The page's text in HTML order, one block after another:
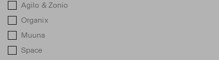
Agilo & Zonio
Organix
Muuna
Space